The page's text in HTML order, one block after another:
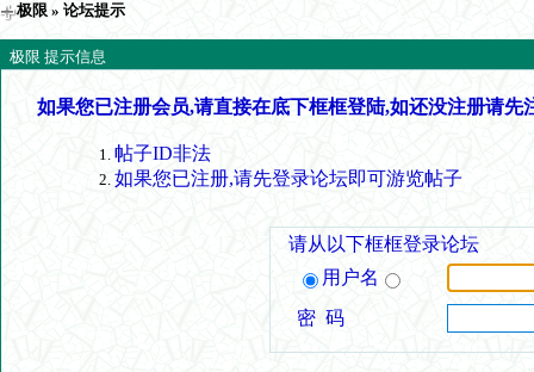
极限 » 论坛提示
极限 提示信息
如果您已注册会员,请直接在底下框框登陆,如还没注册请先
帖子ID非法
如果您已注册,请先登录论坛即可游览帖子
请从以下框框登录论坛
用户名
密 码